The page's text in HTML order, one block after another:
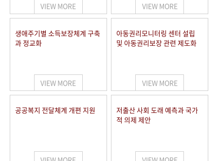
VIEW MORE VIEW MORE
생애주기별 소득보장체계 구축
과 정교화
VIEW MORE
아동권리모니터링 센터 설립
및 아동권리보장 관련 제도화
VIEW MORE
공공복지 전달체계 개편 지원
저출산 사회 도래 예측과 국가
적 의제 제안